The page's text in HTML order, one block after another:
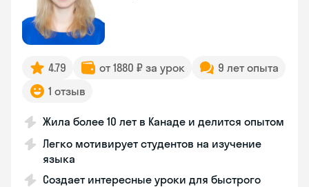
4.79 от 1880 ₽ за урок
9 лет опыта
1 отзыв
Жила более 10 лет в Канаде и делится опытом
Легко мотивирует студентов на изучение
языка
Создает интересные уроки для быстрого